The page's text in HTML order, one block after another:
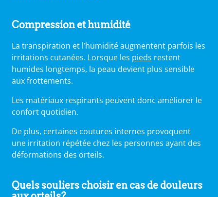
Compression et humidité
La transpiration et l’humidité augmentent parfois les
irritations cutanées. Lorsque les pieds restent
humides longtemps, la peau devient plus sensible
aux frottements.
Les matériaux respirants peuvent donc améliorer le
confort quotidien.
De plus, certaines coutures internes provoquent
une irritation répétée chez les personnes ayant des
déformations des orteils.
Quels souliers choisir en cas de douleurs